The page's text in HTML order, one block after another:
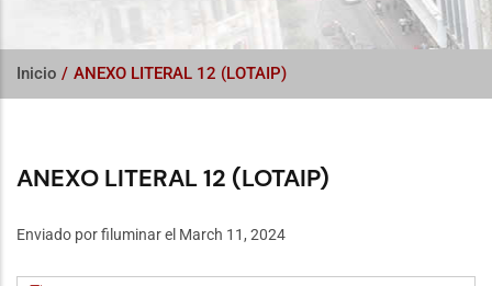
Inicio / ANEXO LITERAL 12 (LOTAIP)
ANEXO LITERAL 12 (LOTAIP)
Enviado porfiluminarel March 11, 2024